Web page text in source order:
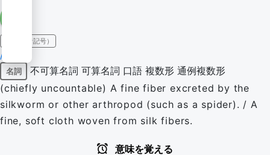
IPA（発音記号）
/sɪlk/
名詞 不可算名詞 可算名詞 口語 複数形 通例複数形
(chiefly uncountable) A fine fiber excreted by the
silkworm or other arthropod (such as a spider). / A
fine, soft cloth woven from silk fibers.
意味を覚える